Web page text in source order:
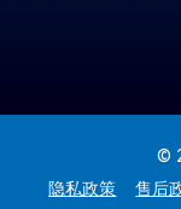
©
隐私政策 售后